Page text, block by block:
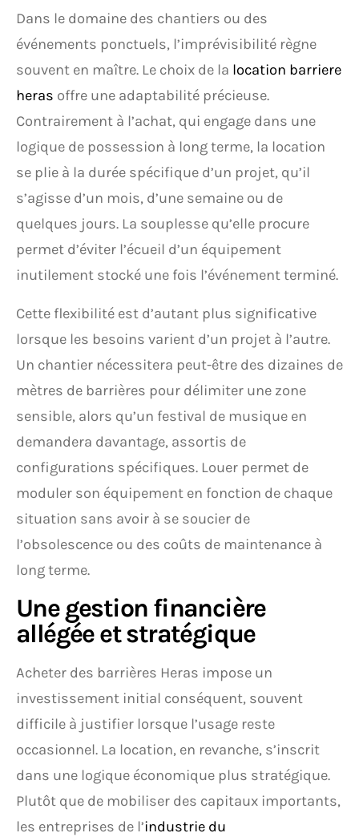
Dans le domaine des chantiers ou des
événements ponctuels, l’imprévisibilité règne
souvent en maître. Le choix de la location barriere
heras offre une adaptabilité précieuse.
Contrairement à l’achat, qui engage dans une
logique de possession à long terme, la location
se plie à la durée spécifique d’un projet, qu’il
s’agisse d’un mois, d’une semaine ou de
quelques jours. La souplesse qu’elle procure
permet d’éviter l’écueil d’un équipement
inutilement stocké une fois l’événement terminé.
Cette flexibilité est d’autant plus significative
lorsque les besoins varient d’un projet à l’autre.
Un chantier nécessitera peut-être des dizaines de
mètres de barrières pour délimiter une zone
sensible, alors qu’un festival de musique en
demandera davantage, assortis de
configurations spécifiques. Louer permet de
moduler son équipement en fonction de chaque
situation sans avoir à se soucier de
l’obsolescence ou des coûts de maintenance à
long terme.
Une gestion financière
allégée et stratégique
Acheter des barrières Heras impose un
investissement initial conséquent, souvent
difficile à justifier lorsque l’usage reste
occasionnel. La location, en revanche, s’inscrit
dans une logique économique plus stratégique.
Plutôt que de mobiliser des capitaux importants,
les entreprises de l’industrie du